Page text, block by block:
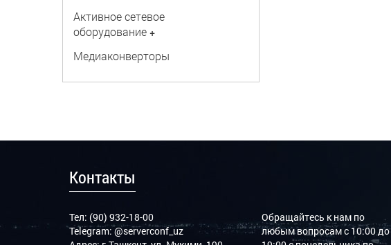
Активное сетевое
оборудование +
Медиаконверторы
Контакты
Тел: (90) 932-18-00
Telegram:@serverconf_uz
Обращайтесь к нам по
любым вопросам с 10:00 до